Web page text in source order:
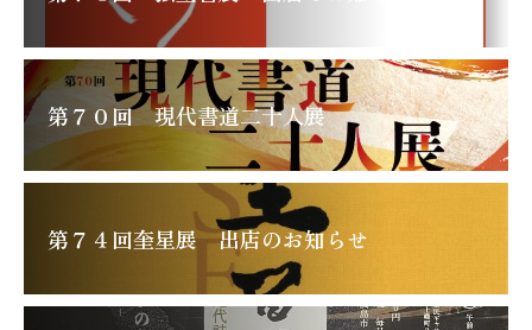
第７０回 現代書道二十人展
第７４回奎星展 出店のお知らせ